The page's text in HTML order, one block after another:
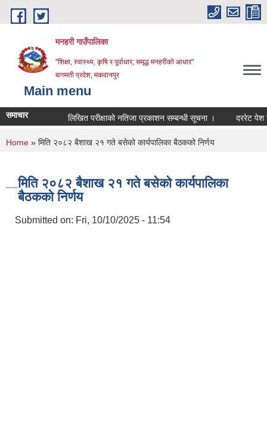
Skip to main content
मनहरी गाउँपालिका
"शिक्षा, स्वास्थ्य, कृषि र पूर्वाधार; समृद्ध मनहरीको आधार"
बागमती प्रदेश, मकवानपुर
Main menu
समाचार लिखित परीक्षाको नतिजा प्रकाशन सम्बन्धी सूचना । दररेट पेश गर्ने
You are here
Home » मिति २०८२ बैशाख २१ गते बसेको कार्यपालिका बैठकको निर्णय
मिति २०८२ बैशाख २१ गते बसेको कार्यपालिका
बैठकको निर्णय
Submitted on: Fri, 10/10/2025 - 11:54